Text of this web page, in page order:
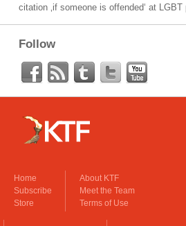
citation ‚if someone is offended‘ at LGBT
Follow
Home
Subscribe
Store
About KTF
Meet the Team
Terms of Use